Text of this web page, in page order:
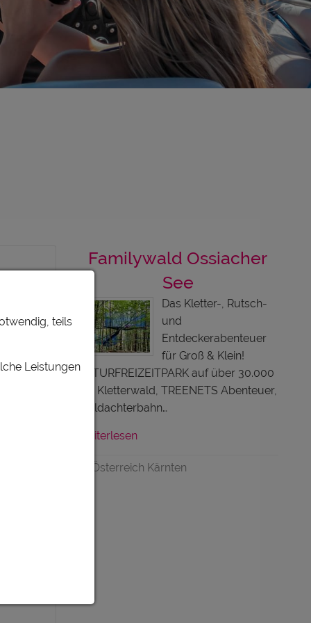
Familywald Ossiacher
See
Das Kletter-, Rutsch-
und
Entdeckerabenteuer
für Groß & Klein!
NATURFREIZEITPARK auf über 30.000
m²! Kletterwald, TREENETS Abenteuer,
Waldachterbahn…
Weiterlesen
Österreich Kärnten
teils
Leistungen